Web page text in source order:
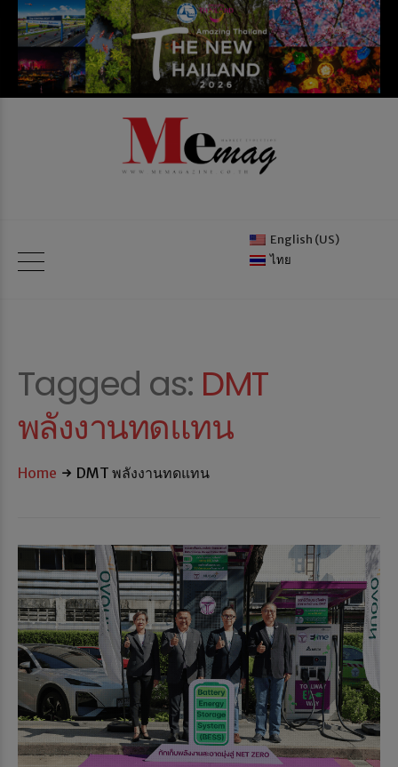
English (US)
ไทย
Tagged as: DMT
พลังงานทดแทน
Home DMT พลังงานทดแทน